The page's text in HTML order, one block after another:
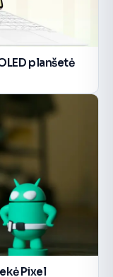
planšetė
Pixel